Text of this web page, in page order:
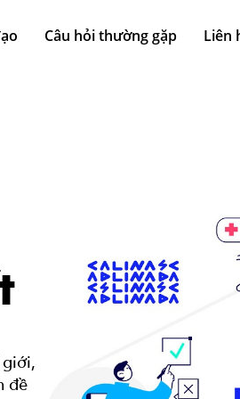
Câu hỏi thường gặp Liên
đề